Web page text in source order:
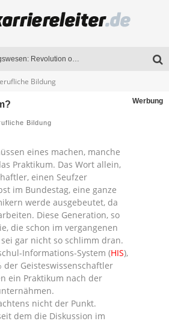
KI im Bildungswesen: Revolution oder Risiko für Schulen und Universitäten?
Bildung
Werbung
Bildung
eines machen, manche
Praktikum. Das Wort allein,
einen Seufzer
im Bundestag, eine ganze
werde ausgebeutet, da
Diese Generation, so
die schon im vergangenen
gar nicht so schlimm dran.
Informations-System (HIS),
der Geisteswissenschaftler
ein Praktikum nach der
nicht der Punkt.
dem die Diskussion im